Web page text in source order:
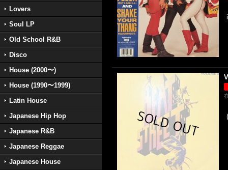
Lovers
Soul LP
Old School R&B
Disco
House (2000〜)
House (1990〜1999)
Latin House
Japanese Hip Hop
Japanese R&B
Japanese Reggae
Japanese House